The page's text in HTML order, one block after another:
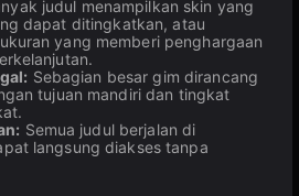
judul menampilkan skin yang
dapat ditingkatkan, atau
yang memberi penghargaan
Sebagian besar gim dirancang
tujuan mandiri dan tingkat
Semua judul berjalan di
langsung diakses tanpa